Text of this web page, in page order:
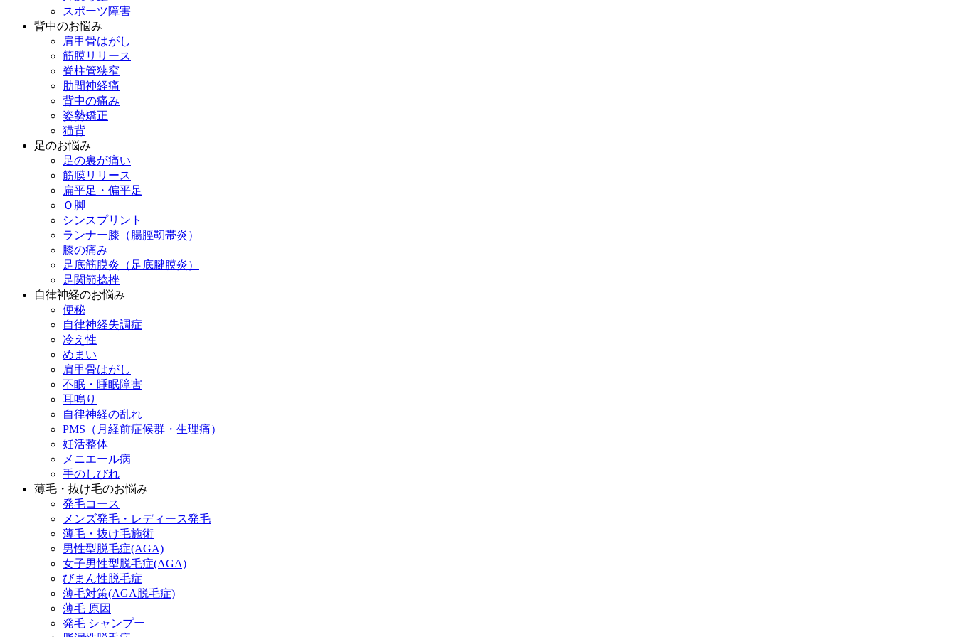
スポーツ障害
背中のお悩み
肩甲骨はがし
筋膜リリース
脊柱管狭窄
肋間神経痛
背中の痛み
姿勢矯正
猫背
足のお悩み
足の裏が痛い
筋膜リリース
扁平足・偏平足
Ｏ脚
シンスプリント
ランナー膝（腸脛靭帯炎）
膝の痛み
足底筋膜炎（足底腱膜炎）
足関節捻挫
自律神経のお悩み
便秘
自律神経失調症
冷え性
めまい
肩甲骨はがし
不眠・睡眠障害
耳鳴り
自律神経の乱れ
PMS（月経前症候群・生理痛）
妊活整体
メニエール病
手のしびれ
薄毛・抜け毛のお悩み
発毛コース
メンズ発毛・レディース発毛
薄毛・抜け毛施術
男性型脱毛症(AGA)
女子男性型脱毛症(AGA)
びまん性脱毛症
薄毛対策(AGA脱毛症)
薄毛 原因
発毛 シャンプー